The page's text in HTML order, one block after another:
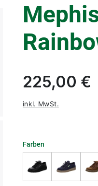
225,00 €
inkl. MwSt.
Farben